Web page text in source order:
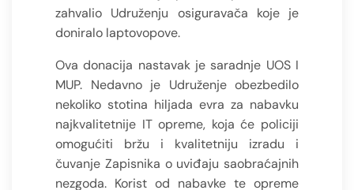
zahvalio Udruženju osiguravača koje je
doniralo laptovopove.
Ova donacija nastavak je saradnje UOS I
MUP. Nedavno je Udruženje obezbedilo
nekoliko stotina hiljada evra za nabavku
najkvalitetnije IT opreme, koja će policiji
omogućiti bržu i kvalitetniju izradu i
čuvanje Zapisnika o uviđaju saobraćajnih
nezgoda. Korist od nabavke te opreme